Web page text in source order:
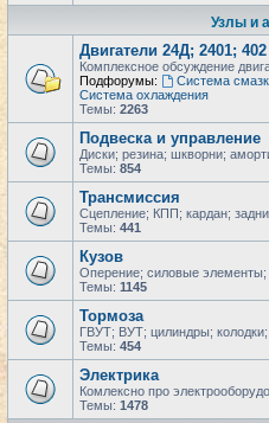
Узлы и
Двигатели 24Д; 2401;
Комплексное обсуждение
Подфорумы:
Система
Система охлаждения
Темы: 2263
Подвеска и управление
Диски; резина; шкворни;
Темы: 854
Трансмиссия
Сцепление; КПП; кардан;
Темы: 441
Кузов
Оперение; силовые элементы;
Темы: 1145
Тормоза
ГВУТ; ВУТ; цилиндры;
Темы: 454
Электрика
Комлексно про
Темы: 1478